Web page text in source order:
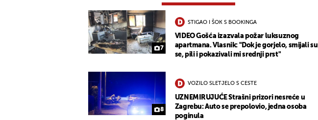
7
STIGAO I ŠOK S BOOKINGA
VIDEO Gošća izazvala požar luksuznog
apartmana. Vlasnik: "Dok je gorjelo, smijali su
se, pili i pokazivali mi srednji prst"
8
VOZILO SLETJELO S CESTE
UZNEMIRUJUĆE Strašni prizori nesreće u
Zagrebu: Auto se prepolovio, jedna osoba
poginula